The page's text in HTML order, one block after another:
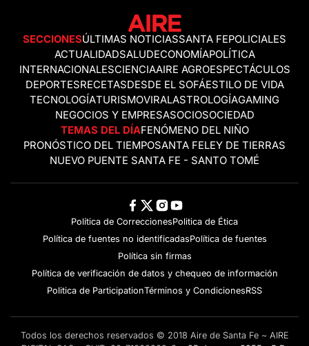
SECCIONESÚLTIMAS NOTICIASSANTA FEPOLICIALES
ACTUALIDADSALUDECONOMÍAPOLÍTICA
INTERNACIONALESCIENCIAAIRE AGROESPECTÁCULOS
DEPORTESRECETASDESDE EL SOFÁESTILO DE VIDA
TECNOLOGÍATURISMOVIRALASTROLOGÍAGAMING
NEGOCIOS Y EMPRESASOCIOSOCIEDAD
TEMAS DEL DÍAFENÓMENO DEL NIÑO
PRONÓSTICO DEL TIEMPOSANTA FELEY DE TIERRAS
NUEVO PUENTE SANTA FE - SANTO TOMÉ
Política de CorreccionesPolitica de Ética
Política de fuentes no identificadasPolítica de fuentes
Política sin firmas
Política de verificación de datos y chequeo de información
Politica de ParticipationTérminos y CondicionesRSS
Todos los derechos reservados © 2018 Aire de Santa Fe ~ AIRE